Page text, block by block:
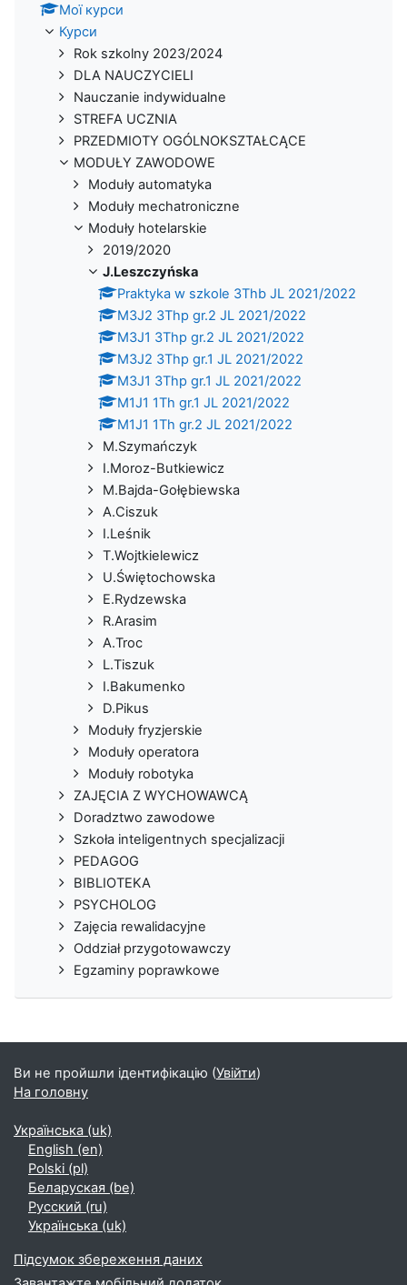
Мої курси
Курси
Rok szkolny 2023/2024
DLA NAUCZYCIELI
Nauczanie indywidualne
STREFA UCZNIA
PRZEDMIOTY OGÓLNOKSZTAŁCĄCE
MODUŁY ZAWODOWE
Moduły automatyka
Moduły mechatroniczne
Moduły hotelarskie
2019/2020
J.Leszczyńska
Praktyka w szkole 3Thb JL 2021/2022
M3J2 3Thp gr.2 JL 2021/2022
M3J1 3Thp gr.2 JL 2021/2022
M3J2 3Thp gr.1 JL 2021/2022
M3J1 3Thp gr.1 JL 2021/2022
M1J1 1Th gr.1 JL 2021/2022
M1J1 1Th gr.2 JL 2021/2022
M.Szymańczyk
I.Moroz-Butkiewicz
M.Bajda-Gołębiewska
A.Ciszuk
I.Leśnik
T.Wojtkielewicz
U.Świętochowska
E.Rydzewska
R.Arasim
A.Troc
L.Tiszuk
I.Bakumenko
D.Pikus
Moduły fryzjerskie
Moduły operatora
Moduły robotyka
ZAJĘCIA Z WYCHOWAWCĄ
Doradztwo zawodowe
Szkoła inteligentnych specjalizacji
PEDAGOG
BIBLIOTEKA
PSYCHOLOG
Zajęcia rewalidacyjne
Oddział przygotowawczy
Egzaminy poprawkowe
Ви не пройшли ідентифікацію (Увійти)
На головну
Українська ‎(uk)‎
English ‎(en)‎
Polski ‎(pl)‎
Беларуская ‎(be)‎
Русский ‎(ru)‎
Українська ‎(uk)‎
Підсумок збереження даних